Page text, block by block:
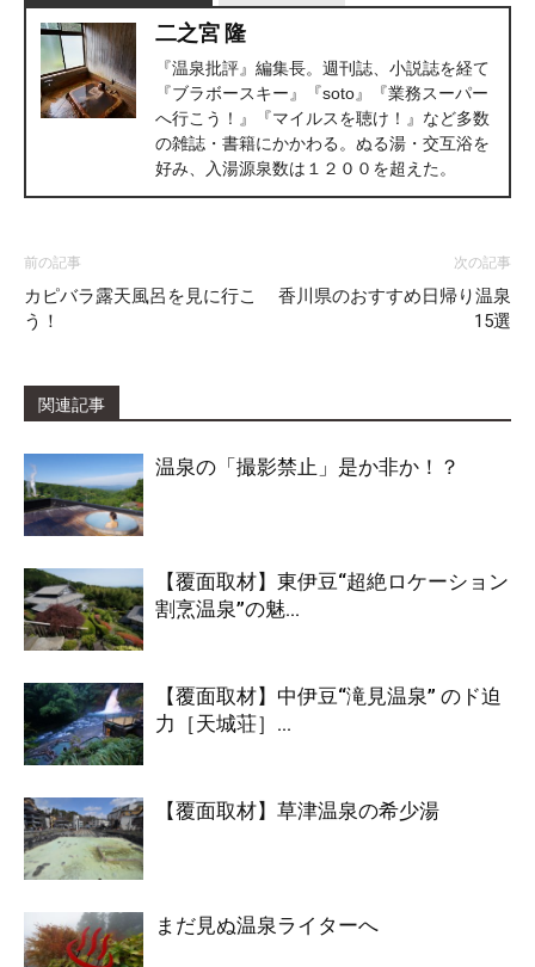
二之宮 隆
『温泉批評』編集長。週刊誌、小説誌を経て
『ブラボースキー』『soto』『業務スーパー
へ行こう！』『マイルスを聴け！』など多数
の雑誌・書籍にかかわる。ぬる湯・交互浴を
好み、入湯源泉数は１２００を超えた。
前の記事
カピバラ露天風呂を見に行こ
う！
次の記事
香川県のおすすめ日帰り温泉
15選
関連記事
温泉の「撮影禁止」是か非か！？
【覆面取材】東伊豆“超絶ロケーション
割烹温泉”の魅...
【覆面取材】中伊豆“滝見温泉” のド迫
力［天城荘］...
【覆面取材】草津温泉の希少湯
まだ見ぬ温泉ライターへ